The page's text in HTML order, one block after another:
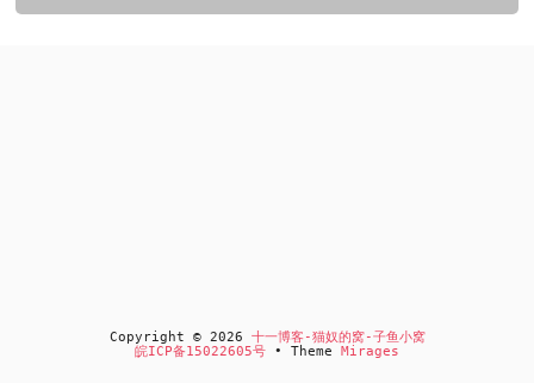
Copyright © 2026 十一博客-猫奴的窝-子鱼小窝
皖ICP备15022605号 • Theme Mirages